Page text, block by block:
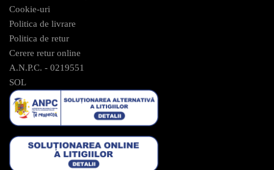
Cookie-uri
Politica de livrare
Politica de retur
Cerere retur online
A.N.P.C. - 0219551
SOL